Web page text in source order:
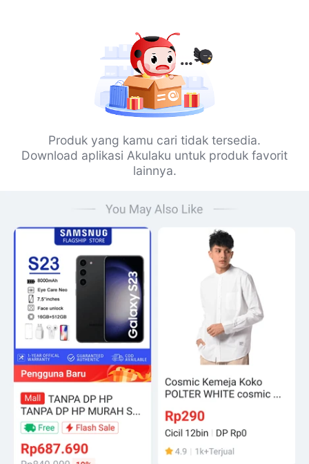
Produk yang kamu cari tidak tersedia.
Download aplikasi Akulaku untuk produk favorit
lainnya.